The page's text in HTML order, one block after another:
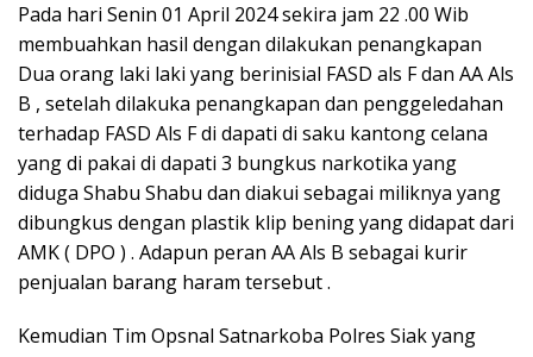
Pada hari Senin 01 April 2024 sekira jam 22 .00 Wib
membuahkan hasil dengan dilakukan penangkapan
Dua orang laki laki yang berinisial FASD als F dan AA Als
B , setelah dilakuka penangkapan dan penggeledahan
terhadap FASD Als F di dapati di saku kantong celana
yang di pakai di dapati 3 bungkus narkotika yang
diduga Shabu Shabu dan diakui sebagai miliknya yang
dibungkus dengan plastik klip bening yang didapat dari
AMK ( DPO ) . Adapun peran AA Als B sebagai kurir
penjualan barang haram tersebut .
Kemudian Tim Opsnal Satnarkoba Polres Siak yang